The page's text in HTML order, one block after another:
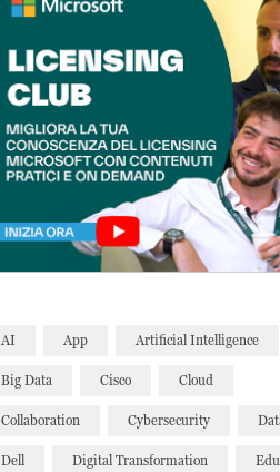
AI App Artificial Intelligence
Big Data Cisco Cloud
Collaboration Cybersecurity
Dell Digital Transformation